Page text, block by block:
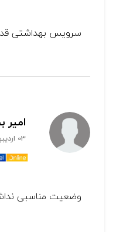
سرویس بهداشتی
03 اردیبهشت 1398
وضعیت مناسبی